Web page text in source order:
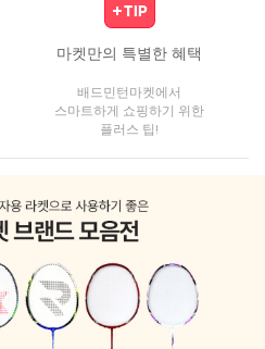
마켓만의 특별한 혜택
배드민턴마켓에서
스마트하게 쇼핑하기 위한
플러스 팁!